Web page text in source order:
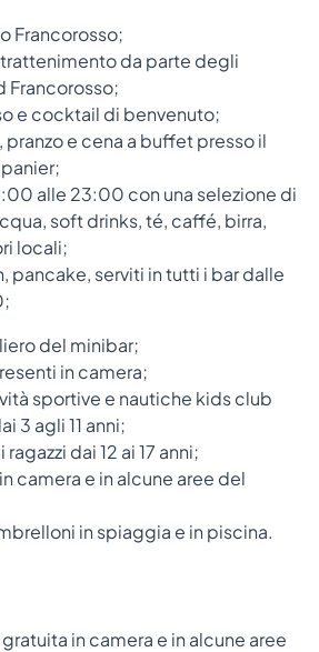
Francorosso;
da parte degli
Francorosso;
e cocktail di benvenuto;
e cena a buffet presso il
alle 23:00 con una selezione di
soft drinks, té, caffé, birra,
locali;
pancake, serviti in tutti i bar dalle
del minibar;
in camera;
sportive e nautiche kids club
3 agli 11 anni;
dai 12 ai 17 anni;
camera e in alcune aree del
in spiaggia e in piscina.
in camera e in alcune aree